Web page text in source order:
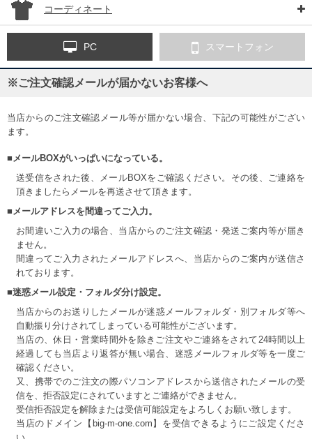
コーディネート
PC スマートフォン
※ご注文確認メールが届かないお客様へ
当店からのご注文確認メール等が届かない場合、下記の可能性がござい
ます。
■メールBOXがいっぱいになっている。
送受信をされた後、メールBOXをご確認ください。その後、ご連絡を
頂きましたらメールを再送させて頂きます。
■メールアドレスを間違ってご入力。
お間違いご入力の場合、当店からのご注文確認・発送ご案内等が届き
ません。
間違ってご入力されたメールアドレスへ、当店からのご案内が送信さ
れております。
■迷惑メール設定・フォルダ分け設定。
当店からのお送りしたメールが迷惑メールフォルダ・別フォルダ等へ
自動振り分けされてしまっている可能性がございます。
当店の、休日・営業時間外を除きご注文やご連絡をされて24時間以上
経過しても当店より返答が無い場合、迷惑メールフォルダ等を一度ご
確認ください。
又、携帯でのご注文の際パソコンアドレスから送信されたメールの受
信を、拒否設定にされていますとご連絡ができません。
受信拒否設定を解除または受信可能設定をよろしくお願い致します。
当店のドメイン【big-m-one.com】を受信できるようにご設定くださ